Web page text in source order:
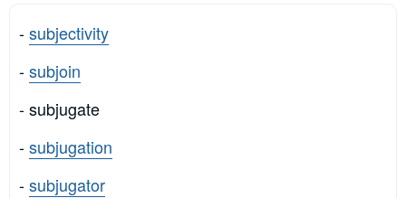
-subjectivity
-subjoin
- subjugate
-subjugation
-subjugator